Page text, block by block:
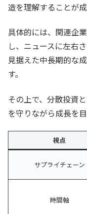
造を理解することが
具体的には、関連企
し、ニュースに左右
見据えた中長期的な
す。
その上で、分散投資
を守りながら成長を
視点
サプライチェーン
時間軸